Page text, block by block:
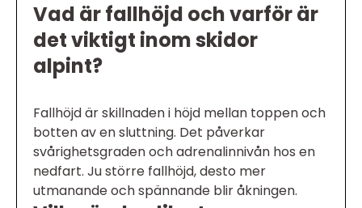
Vad är fallhöjd och varför är
det viktigt inom skidor
alpint?
Fallhöjd är skillnaden i höjd mellan toppen och
botten av en sluttning. Det påverkar
svårighetsgraden och adrenalinnivån hos en
nedfart. Ju större fallhöjd, desto mer
utmanande och spännande blir åkningen.